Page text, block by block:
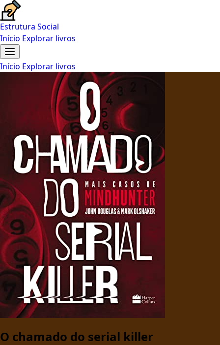
Estrutura Social
Início Explorar livros
Início Explorar livros
O chamado do serial killer